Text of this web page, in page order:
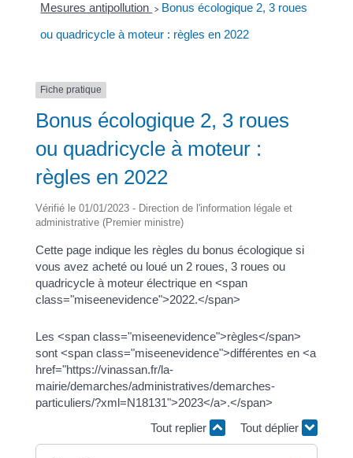
Mesures antipollution > Bonus écologique 2, 3 roues
ou quadricycle à moteur : règles en 2022
Fiche pratique
Bonus écologique 2, 3 roues
ou quadricycle à moteur :
règles en 2022
Vérifié le 01/01/2023 - Direction de l'information légale et
administrative (Premier ministre)
Cette page indique les règles du bonus écologique si
vous avez acheté ou loué un 2 roues, 3 roues ou
quadricycle à moteur électrique en <span
class="miseenevidence">2022.</span>
Les <span class="miseenevidence">règles</span>
sont <span class="miseenevidence">différentes en <a
href="https://vinassan.fr/la-
mairie/demarches/administratives/demarches-
particuliers/?xml=N18131">2023</a>.</span>
Tout replier
Tout déplier